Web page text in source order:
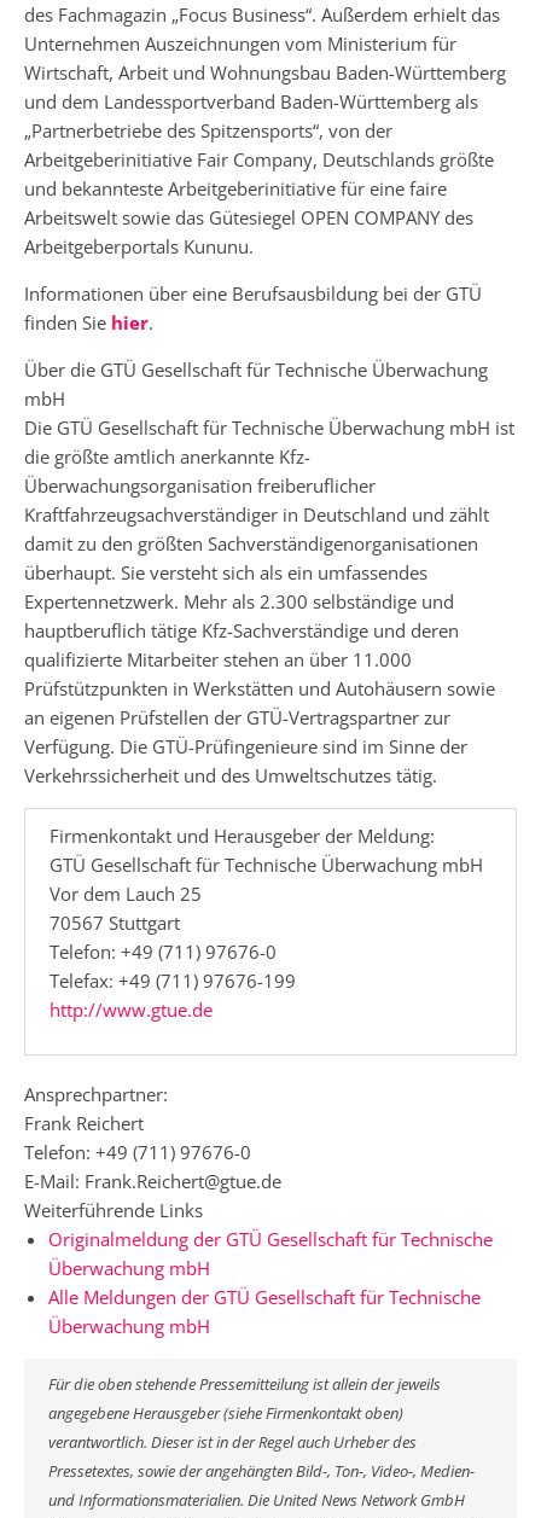
des Fachmagazin „Focus Business“. Außerdem erhielt das
Unternehmen Auszeichnungen vom Ministerium für
Wirtschaft, Arbeit und Wohnungsbau Baden-Württemberg
und dem Landessportverband Baden-Württemberg als
„Partnerbetriebe des Spitzensports“, von der
Arbeitgeberinitiative Fair Company, Deutschlands größte
und bekannteste Arbeitgeberinitiative für eine faire
Arbeitswelt sowie das Gütesiegel OPEN COMPANY des
Arbeitgeberportals Kununu.
Informationen über eine Berufsausbildung bei der GTÜ
finden Sie hier.
Über die GTÜ Gesellschaft für Technische Überwachung
mbH
Die GTÜ Gesellschaft für Technische Überwachung mbH ist
die größte amtlich anerkannte Kfz-
Überwachungsorganisation freiberuflicher
Kraftfahrzeugsachverständiger in Deutschland und zählt
damit zu den größten Sachverständigenorganisationen
überhaupt. Sie versteht sich als ein umfassendes
Expertennetzwerk. Mehr als 2.300 selbständige und
hauptberuflich tätige Kfz-Sachverständige und deren
qualifizierte Mitarbeiter stehen an über 11.000
Prüfstützpunkten in Werkstätten und Autohäusern sowie
an eigenen Prüfstellen der GTÜ-Vertragspartner zur
Verfügung. Die GTÜ-Prüfingenieure sind im Sinne der
Verkehrssicherheit und des Umweltschutzes tätig.
Firmenkontakt und Herausgeber der Meldung:
GTÜ Gesellschaft für Technische Überwachung mbH
Vor dem Lauch 25
70567 Stuttgart
Telefon: +49 (711) 97676-0
Telefax: +49 (711) 97676-199
http://www.gtue.de
Ansprechpartner:
Frank Reichert
Telefon: +49 (711) 97676-0
E-Mail: Frank.Reichert@gtue.de
Weiterführende Links
Originalmeldung der GTÜ Gesellschaft für Technische
Überwachung mbH
Alle Meldungen der GTÜ Gesellschaft für Technische
Überwachung mbH
Für die oben stehende Pressemitteilung ist allein der jeweils
angegebene Herausgeber (siehe Firmenkontakt oben)
verantwortlich. Dieser ist in der Regel auch Urheber des
Pressetextes, sowie der angehängten Bild-, Ton-, Video-, Medien-
und Informationsmaterialien. Die United News Network GmbH